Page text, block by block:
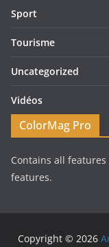
Sport
Tourisme
Uncategorized
Vidéos
ColorMag Pro
Contains all
features.
Copyright © 2026